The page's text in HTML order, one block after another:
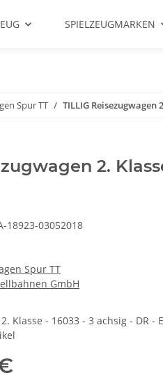
SPIELZEUGMARKEN
Spur TT TILLIG Reisezugwagen
2.
18923-03052018
Spur TT
GmbH
Klasse - 16033 - 3 achsig - DR -